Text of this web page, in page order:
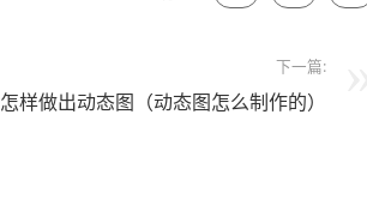
下一篇:
怎样做出动态图（动态图怎么制作的）